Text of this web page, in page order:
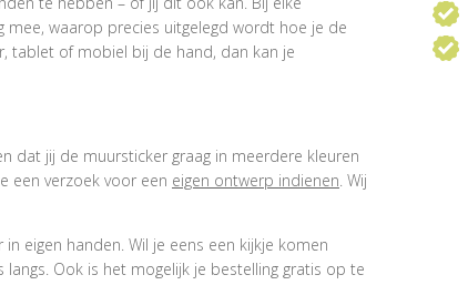
waarop precies uitgelegd wordt hoe je de
tablet of mobiel bij de hand, dan kan je
dat jij de muursticker graag in meerdere kleuren
een verzoek voor een eigen ontwerp indienen. Wij
eigen handen. Wil je eens een kijkje komen
Ook is het mogelijk je bestelling gratis op te